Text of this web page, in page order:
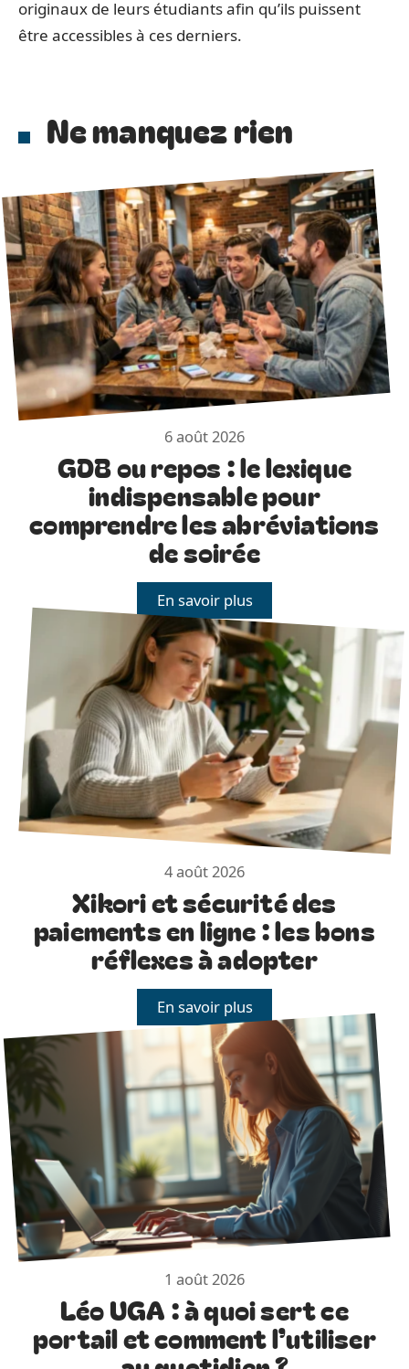
originaux de leurs étudiants afin qu’ils puissent
être accessibles à ces derniers.
Ne manquez rien
6 août 2026
GDB ou repos : le lexique
indispensable pour
comprendre les abréviations
de soirée
En savoir plus
4 août 2026
Xikori et sécurité des
paiements en ligne : les bons
réflexes à adopter
En savoir plus
1 août 2026
Léo UGA : à quoi sert ce
portail et comment l’utiliser